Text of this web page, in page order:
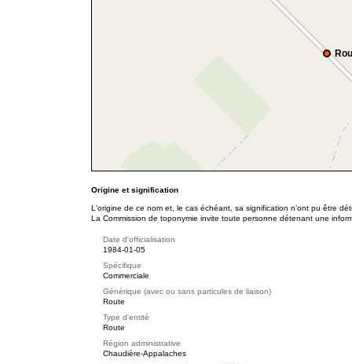
Origine et signification
L'origine de ce nom et, le cas échéant, sa signification n’ont pu être
La Commission de toponymie invite toute personne détenant une
Date d'officialisation
1984-01-05
Spécifique
Commerciale
Générique (avec ou sans particules de liaison)
Route
Type d'entité
Route
Région administrative
Chaudière-Appalaches